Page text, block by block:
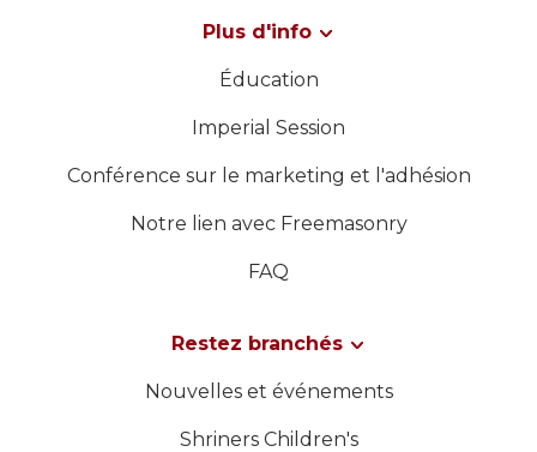
Plus d'info
Éducation
Imperial Session
Conférence sur le marketing et l'adhésion
Notre lien avec Freemasonry
FAQ
Restez branchés
Nouvelles et événements
Shriners Children's